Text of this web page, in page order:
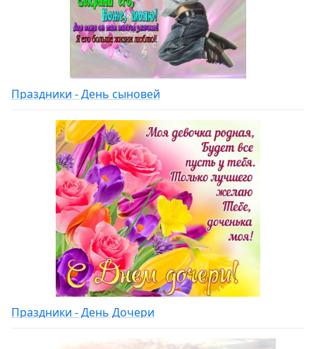
Праздники - День сыновей
Праздники - День Дочери